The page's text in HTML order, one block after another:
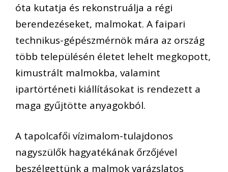
óta kutatja és rekonstruálja a régi
berendezéseket, malmokat. A faipari
technikus-gépészmérnök mára az ország
több településén életet lehelt megkopott,
kimustrált malmokba, valamint
ipartörténeti kiállításokat is rendezett a
maga gyűjtötte anyagokból.
A tapolcafői vízimalom-tulajdonos
nagyszülők hagyatékának őrzőjével
beszélgettünk a malmok varázslatos